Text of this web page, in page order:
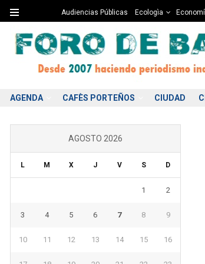
Audiencias Públicas Ecologìa
AGENDA CAFÈS PORTEÑOS CIUDAD
AGOSTO 2026
L M X J V S D
1 2
3 4 5 6 7 8 9
10 11 12 13 14 15 16